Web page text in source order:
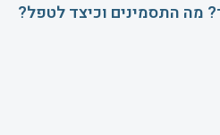
מה התסמינים וכיצד לטפל?